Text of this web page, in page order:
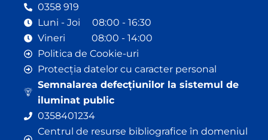
0358 919
Luni - Joi 08:00 - 16:30
Vineri 08:00 - 14:00
Politica de Cookie-uri
Protecția datelor cu caracter personal
Semnalarea defecțiunilor la sistemul de
iluminat public
0358401234
Centrul de resurse bibliografice în domeniul